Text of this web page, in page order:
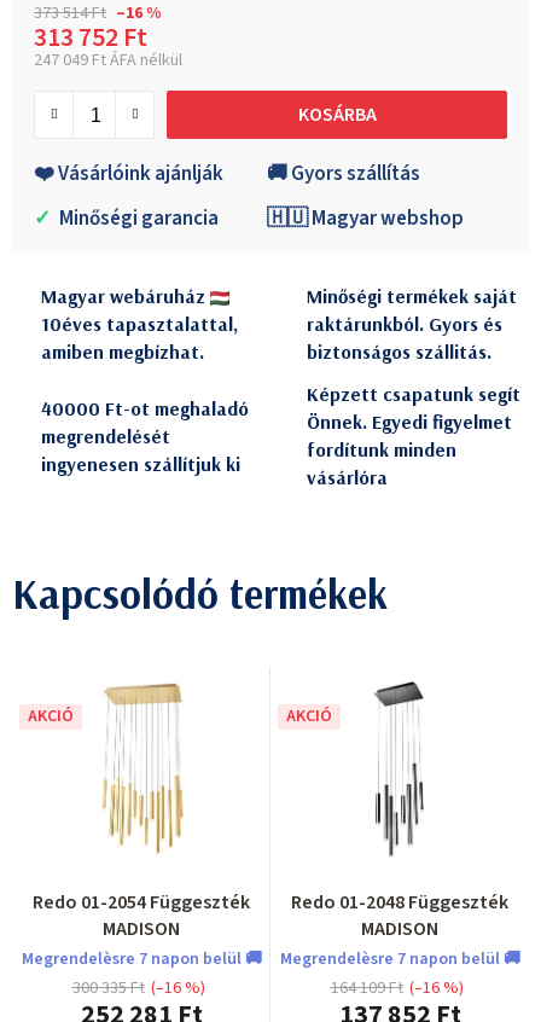
373 514 Ft –16 %
313 752 Ft
247 049 Ft ÁFA nélkül
KOSÁRBA
❤️ Vásárlóink ajánlják
🚚 Gyors szállítás
✓ Minőségi garancia 🇭🇺 Magyar webshop
Magyar webáruház
10éves tapasztalattal,
amiben megbízhat.
Minőségi termékek saját
raktárunkból. Gyors és
biztonságos szállitás.
40000 Ft-ot meghaladó
megrendelését
ingyenesen szállítjuk ki
Képzett csapatunk segít
Önnek. Egyedi figyelmet
fordítunk minden
vásárlóra
Kapcsolódó termékek
AKCIÓ
Redo 01-2054 Függeszték
MADISON
Megrendelèsre 7 napon belül 🚚
300 335 Ft (–16 %)
AKCIÓ
Redo 01-2048 Függeszték
MADISON
Megrendelèsre 7 napon belül 🚚
164 109 Ft (–16 %)